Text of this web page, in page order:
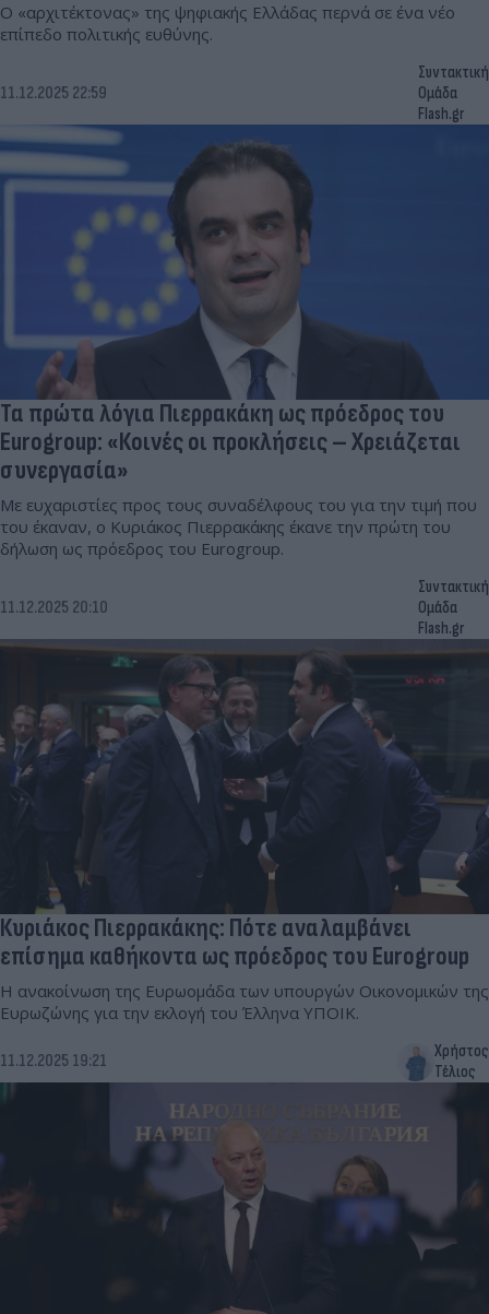
Ο «αρχιτέκτονας» της ψηφιακής Ελλάδας περνά σε ένα νέο
επίπεδο πολιτικής ευθύνης.
11.12.2025 22:59
Συντακτική
Ομάδα
Flash.gr
Τα πρώτα λόγια Πιερρακάκη ως πρόεδρος του
Eurogroup: «Κοινές οι προκλήσεις – Χρειάζεται
συνεργασία»
Με ευχαριστίες προς τους συναδέλφους του για την τιμή που
του έκαναν, ο Κυριάκος Πιερρακάκης έκανε την πρώτη του
δήλωση ως πρόεδρος του Eurogroup.
11.12.2025 20:10
Συντακτική
Ομάδα
Flash.gr
Κυριάκος Πιερρακάκης: Πότε αναλαμβάνει
επίσημα καθήκοντα ως πρόεδρος του Eurogroup
Η ανακοίνωση της Ευρωομάδα των υπουργών Οικονομικών της
Ευρωζώνης για την εκλογή του Έλληνα ΥΠΟΙΚ.
11.12.2025 19:21
Χρήστος
Τέλιος